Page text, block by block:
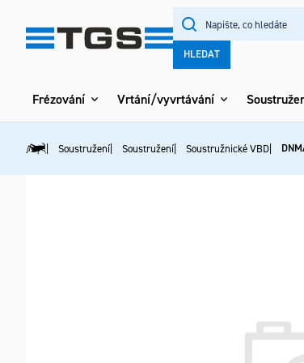
obsah
HLEDAT
Frézování Vrtání/vyvrtávání
Domů Soustružení Soustružení Soustružnické VBD